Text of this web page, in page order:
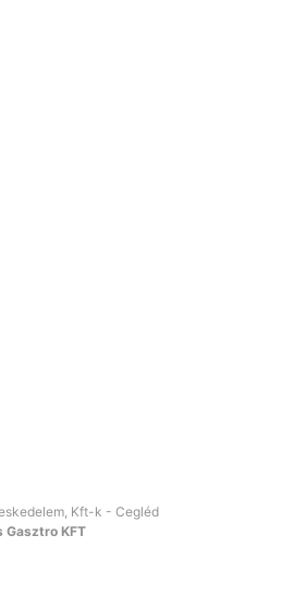
Kft-k - Cegléd
Gasztro KFT